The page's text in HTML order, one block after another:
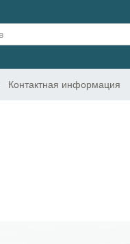
Контактная информация